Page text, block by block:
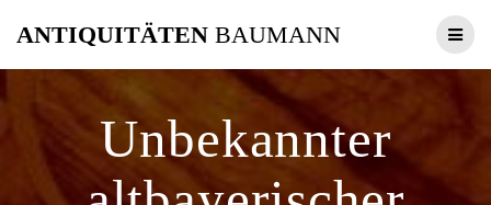
Inhalt
ANTIQUITÄTEN BAUMANN
Unbekannter